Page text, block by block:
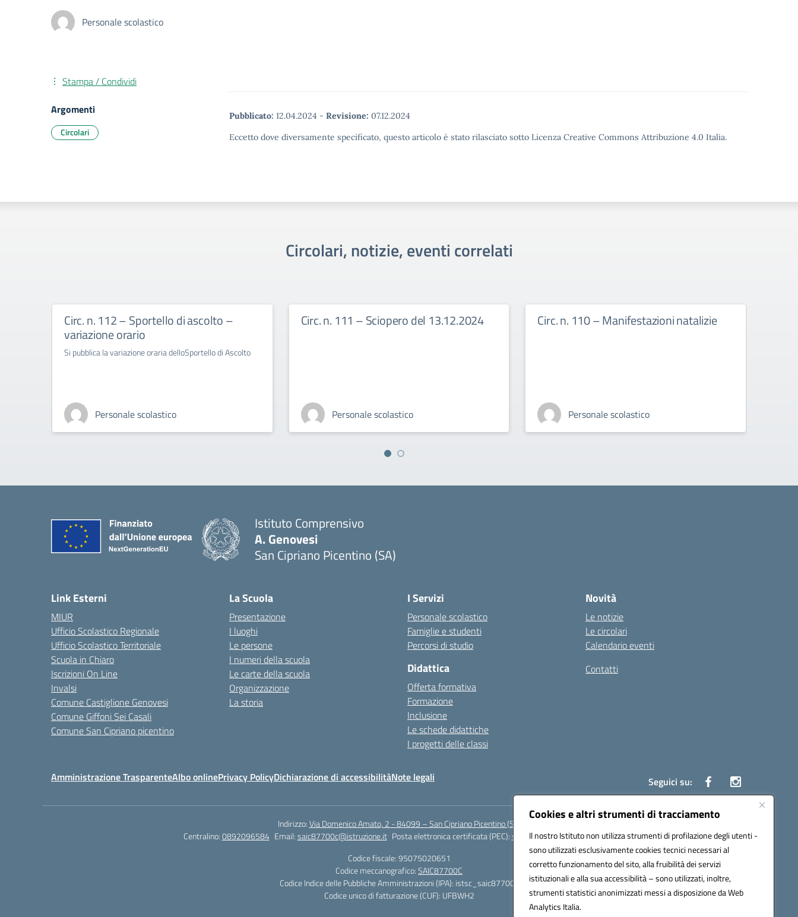
Cookies e altri strumenti di tracciamento
Il nostro Istituto non utilizza strumenti di profilazione degli utenti -
sono utilizzati esclusivamente cookies tecnici necessari al
corretto funzionamento del sito, alla fruibilità dei servizi
istituzionali e alla sua accessibilità – sono utilizzati, inoltre,
strumenti statistici anonimizzati messi a disposizione da Web
Analytics Italia.
Personale scolastico
Pubblicato: 12.04.2024 - Revisione: 07.12.2024
Eccetto dove diversamente specificato, questo articolo è stato rilasciato sotto Licenza Creative Commons Attribuzione 4.0 Italia.
Stampa / Condividi
Argomenti
Circolari
Circolari, notizie, eventi correlati
Circ. n. 112 – Sportello di ascolto –
variazione orario
Si pubblica la variazione oraria delloSportello di Ascolto
Personale scolastico
Circ. n. 111 – Sciopero del 13.12.2024
Personale scolastico
Circ. n. 110 – Manifestazioni natalizie
Personale scolastico
Istituto Comprensivo
A. Genovesi
San Cipriano Picentino (SA)
Link Esterni
MIUR
Ufficio Scolastico Regionale
Ufficio Scolastico Territoriale
Scuola in Chiaro
Iscrizioni On Line
Invalsi
Comune Castiglione Genovesi
Comune Giffoni Sei Casali
Comune San Cipriano picentino
La Scuola
Presentazione
I luoghi
Le persone
I numeri della scuola
Le carte della scuola
Organizzazione
La storia
I Servizi
Personale scolastico
Famiglie e studenti
Percorsi di studio
Didattica
Offerta formativa
Formazione
Inclusione
Le schede didattiche
I progetti delle classi
Novità
Le notizie
Le circolari
Calendario eventi
Contatti
Amministrazione TrasparenteAlbo onlinePrivacy PolicyDichiarazione di accessibilitàNote legali Seguici su:
Indirizzo:Via Domenico Amato, 2 - 84099 – San Cipriano Picentino (Sa)
Centralino:0892096584 Email:saic87700c@istruzione.it Posta elettronica certificata (PEC):saic87700c@pec.istruzione.it
Codice fiscale: 95075020651
Codice meccanografico:SAIC87700C
Codice Indice delle Pubbliche Amministrazioni (IPA): istsc_saic87700c
Codice unico di fatturazione (CUF): UFBWH2